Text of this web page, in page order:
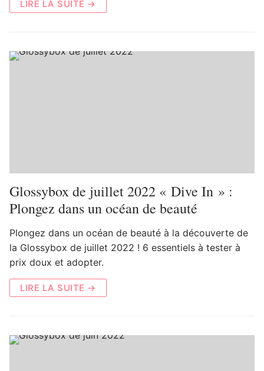
LIRE LA SUITE →
Glossybox de juillet 2022 « Dive In » :
Plongez dans un océan de beauté
Plongez dans un océan de beauté à la découverte de
la Glossybox de juillet 2022 ! 6 essentiels à tester à
prix doux et adopter.
LIRE LA SUITE →